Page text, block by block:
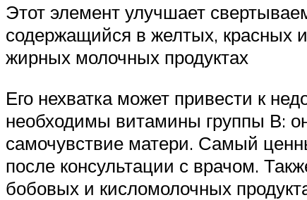
Этот элемент улучшает
содержащийся в желтых, красных
жирных молочных продуктах
Его нехватка может привести к
необходимы витамины группы В:
самочувствие матери. Самый
после консультации с врачом.
бобовых и кисломолочных